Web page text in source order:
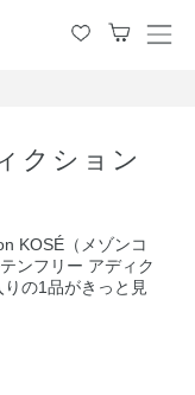
メ
クション
KOSÉ（メゾンコ
ンフリー アディク
の1品がきっと見